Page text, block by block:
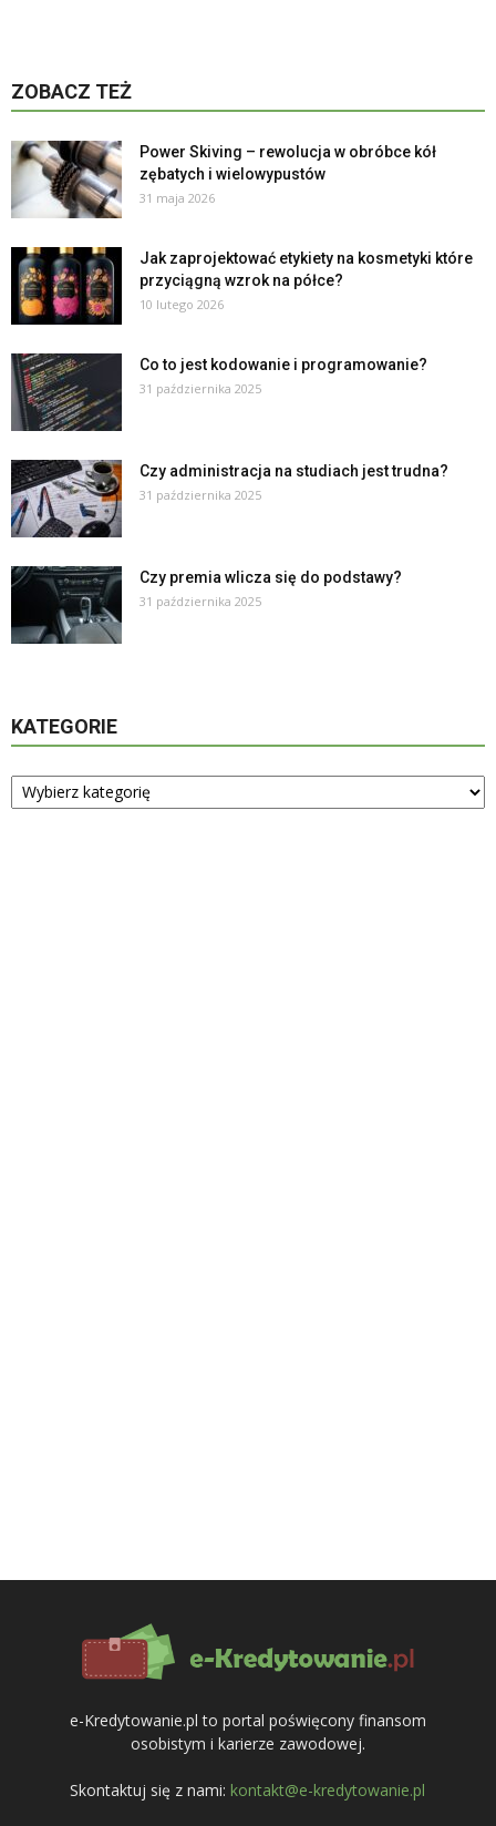
ZOBACZ TEŻ
Power Skiving – rewolucja w obróbce kół
zębatych i wielowypustów
31 maja 2026
Jak zaprojektować etykiety na kosmetyki które
przyciągną wzrok na półce?
10 lutego 2026
Co to jest kodowanie i programowanie?
31 października 2025
Czy administracja na studiach jest trudna?
31 października 2025
Czy premia wlicza się do podstawy?
31 października 2025
KATEGORIE
Kategorie
e-Kredytowanie.pl to portal poświęcony finansom
osobistym i karierze zawodowej.
Skontaktuj się z nami: kontakt@e-kredytowanie.pl